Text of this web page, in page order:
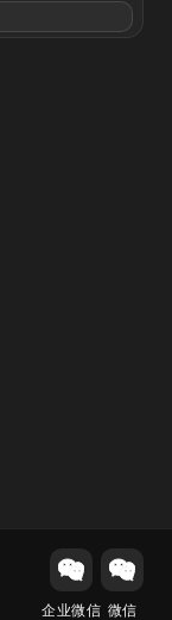
企业微信 微信